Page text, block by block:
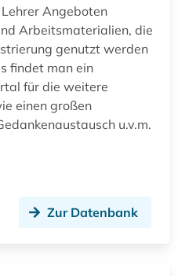
bibliothekswissenschaften (2)
Angeboten
Arbeitsmaterialien, die
genutzt werden
findet man ein
für die weitere
einen großen
u.v.m.
Zur Datenbank